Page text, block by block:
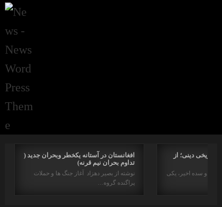
افغانستان در آستانه یکخطر وبحران جدید (
تداوم بحران نیم قرنه)
نوشته از بصیر دهزاد آغاز جنگ ها و حملات
پراگنده گروه…
دینی؛ از
در دو سده اخیر، یکی